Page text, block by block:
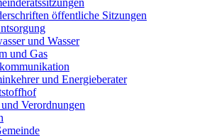
öffentliche Sitzungen
und Wasser
und Gas
und Energieberater
Verordnungen